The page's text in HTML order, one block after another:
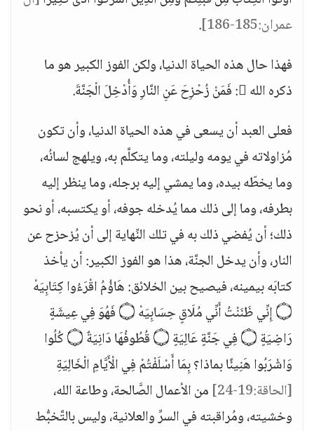
عمران:185-186]
.
فهذا حال هذه الحياة الدنيا، ولكن الفوز الكبير هو ما
ذكره الله : فَمَنْ زُحْزِحَ عَنِ النَّارِ وَأُدْخِلَ الْجَنَّةَ.
فعلى العبد أن يسعى في هذه الحياة الدنيا، وأن تكون
مُزاولاته في يومه وليلته، وما يتكلَّم به، ويلهج لسانُه،
وما يخطّه بيده، وما يمشي إليه برجله، وما ينظر إليه
بطرفه، وما إلى ذلك مما يُدخله جوفه، أو يكتسبه، أو نحو
ذلك؛ أن يُفضي ذلك به في تلك النِّهاية إلى أن يُزحزح عن
النار، وأن يدخل الجنَّة، هذا هو الفوز الكبير: أن يأخذ
كتابَه بيمينه، فيصيح بين الخلائق: هَاؤُمُ اقْرَءُوا كِتَابِيَهْ
۝ إِنِّي ظَنَنْتُ أَنِّي مُلَاقٍ حِسَابِيَهْ ۝ فَهُوَ فِي عِيشَةٍ
رَاضِيَةٍ ۝ فِي جَنَّةٍ عَالِيَةٍ ۝ قُطُوفُهَا دَانِيَةٌ ۝ كُلُوا
وَاشْرَبُوا هَنِيئًا بماذا؟ بِمَا أَسْلَفْتُمْ فِي الْأَيَّامِ الْخَالِيَةِ
[الحاقة:19-24]
من الأعمال الصَّالحة، وطاعة الله،
وخشيته، ومُراقبته في السرِّ والعلانية، وليس بالتَّخبُّط